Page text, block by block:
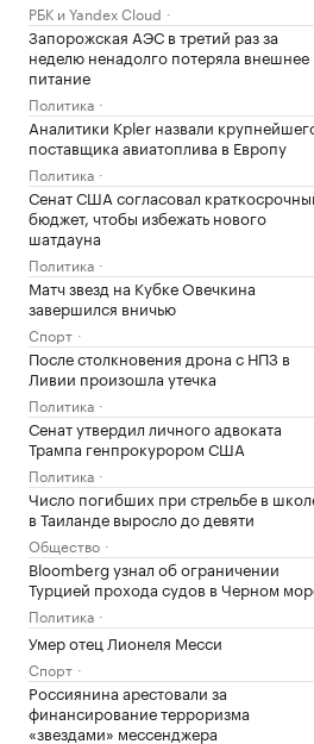
РБК и Yandex Cloud
Запорожская АЭС в третий раз за
неделю ненадолго потеряла внешнее
питание
Политика
Аналитики Kpler назвали
поставщика авиатоплива в Европу
Политика
Сенат США согласовал
бюджет, чтобы избежать нового
шатдауна
Политика
Матч звезд на Кубке Овечкина
завершился вничью
Спорт
После столкновения дрона с НПЗ в
Ливии произошла утечка
Политика
Сенат утвердил личного адвоката
Трампа генпрокурором США
Политика
Число погибших при стрельбе в
в Таиланде выросло до девяти
Общество
Bloomberg узнал об ограничении
Турцией прохода судов в Черном
Политика
Умер отец Лионеля Месси
Спорт
Россиянина арестовали за
финансирование терроризма
«звездами» мессенджера